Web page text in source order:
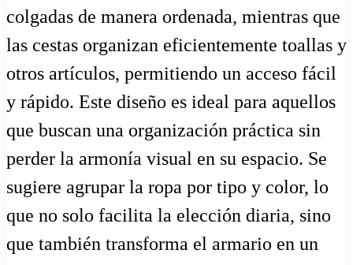
colgadas de manera ordenada, mientras que
las cestas organizan eficientemente toallas y
otros artículos, permitiendo un acceso fácil
y rápido. Este diseño es ideal para aquellos
que buscan una organización práctica sin
perder la armonía visual en su espacio. Se
sugiere agrupar la ropa por tipo y color, lo
que no solo facilita la elección diaria, sino
que también transforma el armario en un